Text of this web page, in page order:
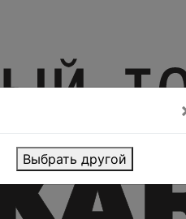
Выбрать другой